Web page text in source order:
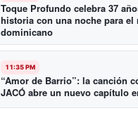
Toque Profundo celebra 37
historia con una noche para el
dominicano
11:35 PM
“Amor de Barrio”: la canción
JACÓ abre un nuevo capítulo